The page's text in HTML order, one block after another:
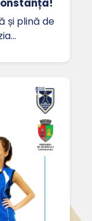
și plină de